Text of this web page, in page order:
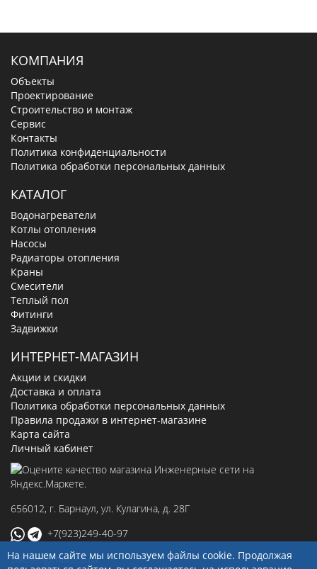
КОМПАНИЯ
Объекты
Проектирование
Строительство и монтаж
Сервис
Контакты
Политика конфиденциальности
Политика обработки персональных данных
КАТАЛОГ
Водонагреватели
Котлы отопления
Насосы
Радиаторы отопления
Краны
Смесители
Теплый пол
Фитинги
Задвижки
ИНТЕРНЕТ-МАГАЗИН
Акции и скидки
Доставка и оплата
Политика обработки персональных данных
Правила продажи в интернет-магазине
Карта сайта
Личный кабинет
656012, г. Барнаул, ул. Кулагина, д. 28Г
+7(923)249-40-97
sale@ingenerseti.ru
На нашем сайте мы используем файлы cookie. Продолжая